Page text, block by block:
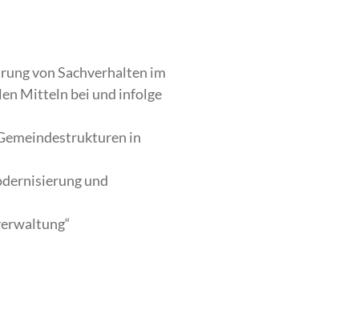
von Sachverhalten im
Mitteln bei und infolge
in
und